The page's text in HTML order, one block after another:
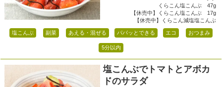
くらこん塩こんぶ 47g
【休売中】くらこん塩こんぶ 17g
【休売中】くらこん減塩塩こんぶ
塩こんぶ 副菜 あえる・混ぜる パパッとできる エコ おつまみ
5分以内
塩こんぶでトマトとアボカ
ドのサラダ